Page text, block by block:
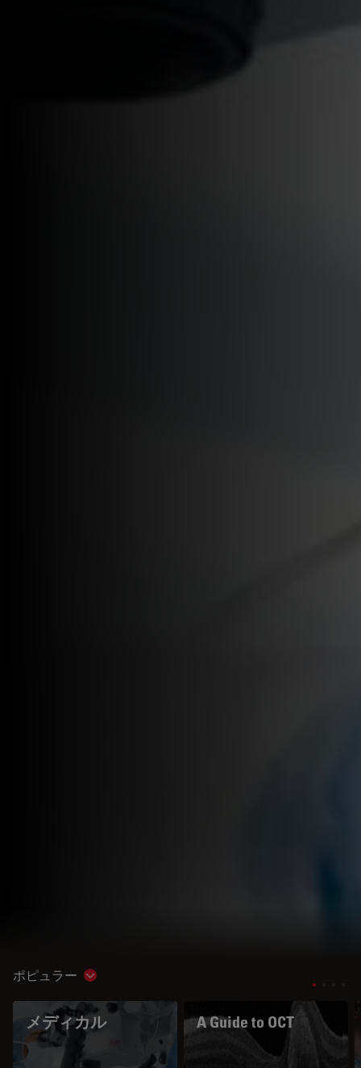
ポピュラー Show subnavigation
メディカル A Guide to OCT